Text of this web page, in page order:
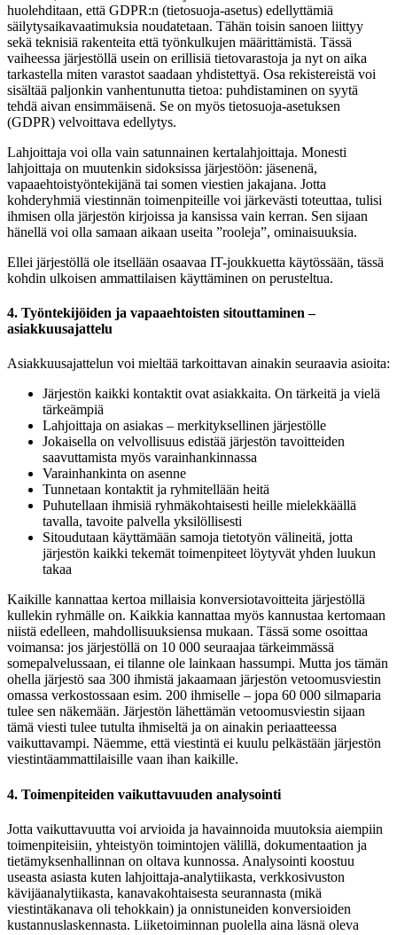
huolehditaan, että GDPR:n (tietosuoja-asetus) edellyttämiä
säilytysaikavaatimuksia noudatetaan. Tähän toisin sanoen liittyy
sekä teknisiä rakenteita että työnkulkujen määrittämistä. Tässä
vaiheessa järjestöllä usein on erillisiä tietovarastoja ja nyt on aika
tarkastella miten varastot saadaan yhdistettyä. Osa rekistereistä voi
sisältää paljonkin vanhentunutta tietoa: puhdistaminen on syytä
tehdä aivan ensimmäisenä. Se on myös tietosuoja-asetuksen
(GDPR) velvoittava edellytys.
Lahjoittaja voi olla vain satunnainen kertalahjoittaja. Monesti
lahjoittaja on muutenkin sidoksissa järjestöön: jäsenenä,
vapaaehtoistyöntekijänä tai somen viestien jakajana. Jotta
kohderyhmiä viestinnän toimenpiteille voi järkevästi toteuttaa, tulisi
ihmisen olla järjestön kirjoissa ja kansissa vain kerran. Sen sijaan
hänellä voi olla samaan aikaan useita ”rooleja”, ominaisuuksia.
Ellei järjestöllä ole itsellään osaavaa IT-joukkuetta käytössään, tässä
kohdin ulkoisen ammattilaisen käyttäminen on perusteltua.
4. Työntekijöiden ja vapaaehtoisten sitouttaminen –
asiakkuusajattelu
Asiakkuusajattelun voi mieltää tarkoittavan ainakin seuraavia asioita:
Järjestön kaikki kontaktit ovat asiakkaita. On tärkeitä ja vielä
tärkeämpiä
Lahjoittaja on asiakas – merkityksellinen järjestölle
Jokaisella on velvollisuus edistää järjestön tavoitteiden
saavuttamista myös varainhankinnassa
Varainhankinta on asenne
Tunnetaan kontaktit ja ryhmitellään heitä
Puhutellaan ihmisiä ryhmäkohtaisesti heille mielekkäällä
tavalla, tavoite palvella yksilöllisesti
Sitoudutaan käyttämään samoja tietotyön välineitä, jotta
järjestön kaikki tekemät toimenpiteet löytyvät yhden luukun
takaa
Kaikille kannattaa kertoa millaisia konversiotavoitteita järjestöllä
kullekin ryhmälle on. Kaikkia kannattaa myös kannustaa kertomaan
niistä edelleen, mahdollisuuksiensa mukaan. Tässä some osoittaa
voimansa: jos järjestöllä on 10 000 seuraajaa tärkeimmässä
somepalvelussaan, ei tilanne ole lainkaan hassumpi. Mutta jos tämän
ohella järjestö saa 300 ihmistä jakaamaan järjestön vetoomusviestin
omassa verkostossaan esim. 200 ihmiselle – jopa 60 000 silmaparia
tulee sen näkemään. Järjestön lähettämän vetoomusviestin sijaan
tämä viesti tulee tutulta ihmiseltä ja on ainakin periaatteessa
vaikuttavampi. Näemme, että viestintä ei kuulu pelkästään järjestön
viestintäammattilaisille vaan ihan kaikille.
4. Toimenpiteiden vaikuttavuuden analysointi
Jotta vaikuttavuutta voi arvioida ja havainnoida muutoksia aiempiin
toimenpiteisiin, yhteistyön toimintojen välillä, dokumentaation ja
tietämyksenhallinnan on oltava kunnossa. Analysointi koostuu
useasta asiasta kuten lahjoittaja-analytiikasta, verkkosivuston
kävijäanalytiikasta, kanavakohtaisesta seurannasta (mikä
viestintäkanava oli tehokkain) ja onnistuneiden konversioiden
kustannuslaskennasta. Liiketoiminnan puolella aina läsnä oleva